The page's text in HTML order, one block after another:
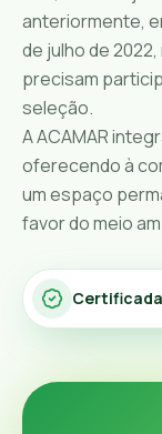
anteriormente,
de julho de
precisam
seleção.
A ACAMAR
oferecendo à
um espaço
favor do meio
Certificada